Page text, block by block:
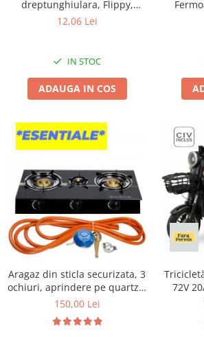
Tractoraș de tuns gazonul
Zootehnie
deplumatoare
Echipamente pentru animale
Aparate de tuns animale
animale
Tarcuri animale
Masini batut stalpi si accesorii
Roabe & accesorii
Casute gradina si cutii depozitare
Mobilier gradina
umbrire
Lopeti zapada
Zdrobitoare si teascuri
dreptunghiulara, Flippy,
Impermeabila, Anti-pete,
274x137cm, Gold/ Alb
12,06 Lei
IN STOC
ADAUGA IN COS
Aragaz din sticla securizata, 3
ochiuri, aprindere pe quartz +
Kit reglabil gpl RH-10 + Tub
150,00 Lei
72V